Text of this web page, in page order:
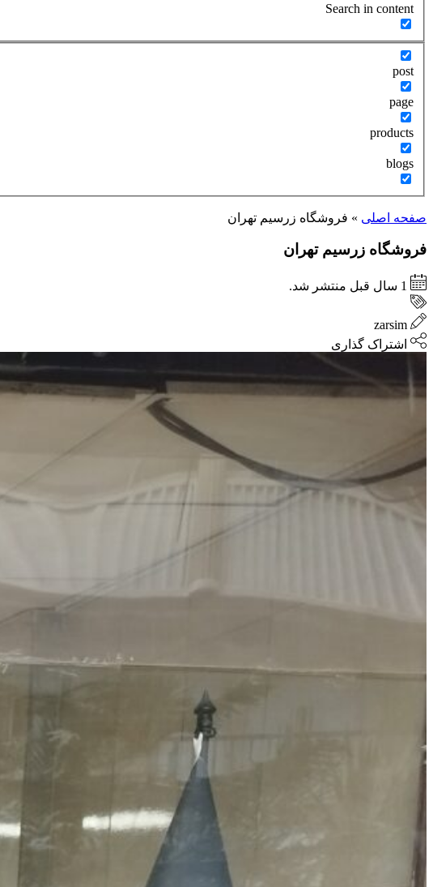
Search in content
post
page
products
blogs
صفحه اصلی » فروشگاه زرسیم تهران
فروشگاه زرسیم تهران
اشتراک گذاری